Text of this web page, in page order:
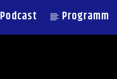
Podcast Programm